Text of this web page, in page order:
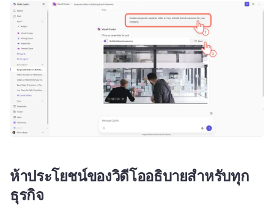
ห้าประโยชน์ของวิดีโออธิบายสำหรับทุก
ธุรกิจ